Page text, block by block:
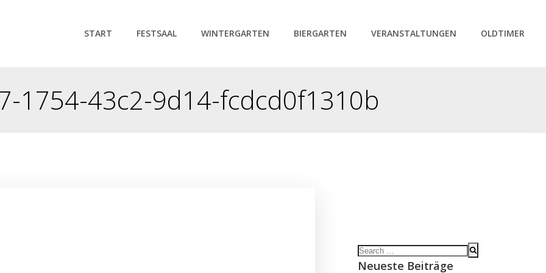
START FESTSAAL WINTERGARTEN BIERGARTEN VERANSTALTUNGEN OLDTIMER
1754-43c2-9d14-fcdcd0f1310b
Search
for:
Neueste Beiträge